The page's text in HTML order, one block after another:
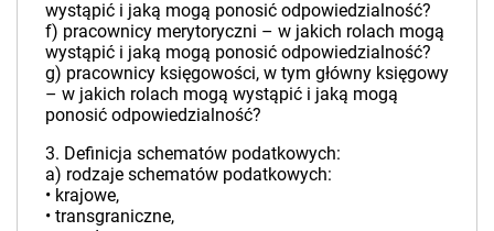
wystąpić i jaką mogą ponosić odpowiedzialność?
f) pracownicy merytoryczni – w jakich rolach mogą
wystąpić i jaką mogą ponosić odpowiedzialność?
g) pracownicy księgowości, w tym główny księgowy
– w jakich rolach mogą wystąpić i jaką mogą
ponosić odpowiedzialność?
3. Definicja schematów podatkowych:
a) rodzaje schematów podatkowych:
• krajowe,
• transgraniczne,